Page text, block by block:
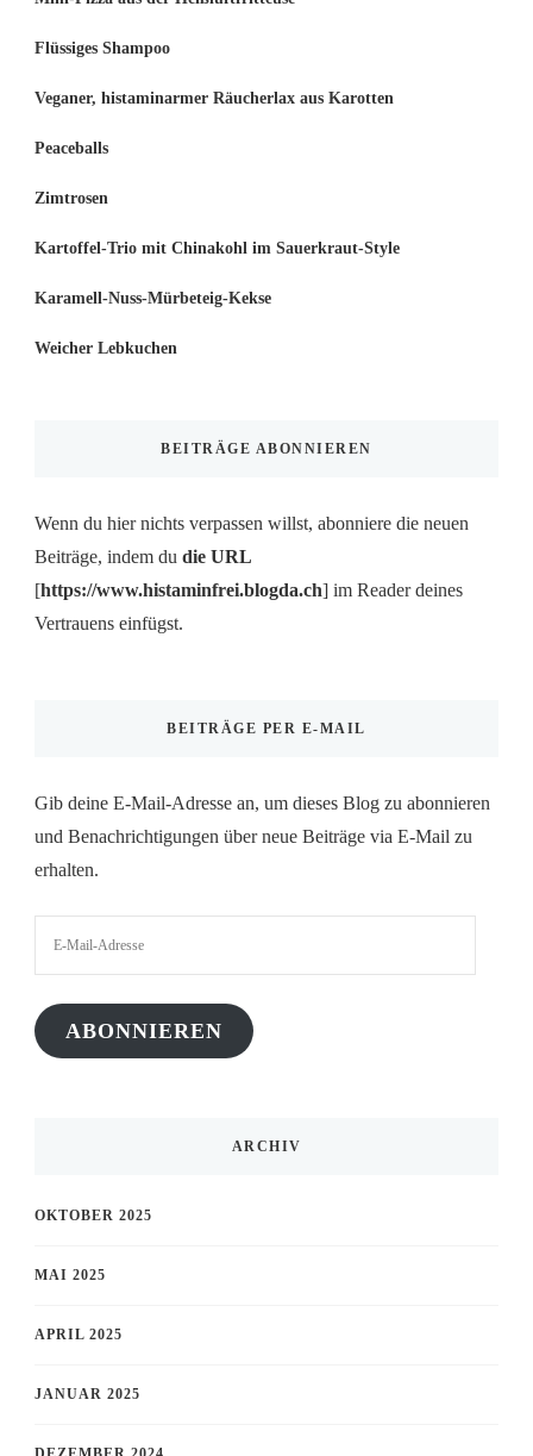
Flüssiges Shampoo
Veganer, histaminarmer Räucherlax aus Karotten
Peaceballs
Zimtrosen
Kartoffel-Trio mit Chinakohl im Sauerkraut-Style
Karamell-Nuss-Mürbeteig-Kekse
Weicher Lebkuchen
BEITRÄGE ABONNIEREN
Wenn du hier nichts verpassen willst, abonniere die neuen
Beiträge, indem du die URL
[https://www.histaminfrei.blogda.ch] im Reader deines
Vertrauens einfügst.
BEITRÄGE PER E-MAIL
Gib deine E-Mail-Adresse an, um dieses Blog zu abonnieren
und Benachrichtigungen über neue Beiträge via E-Mail zu
erhalten.
ABONNIEREN
ARCHIV
OKTOBER 2025
MAI 2025
APRIL 2025
JANUAR 2025